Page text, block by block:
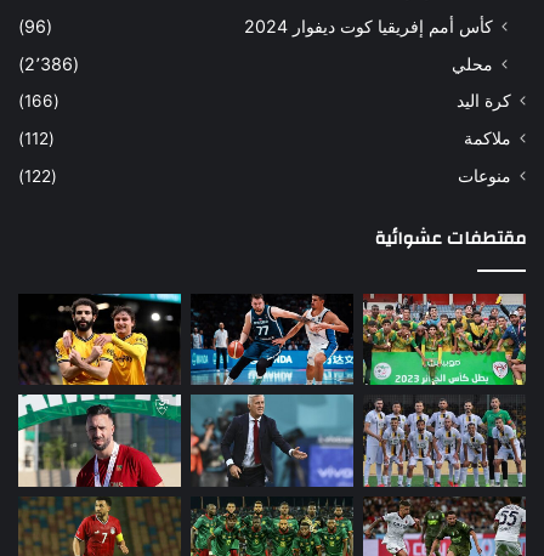
كأس أمم إفريقيا كوت ديفوار 2024
(96)
محلي
(2٬386)
كرة اليد
(166)
ملاكمة
(112)
منوعات
(122)
مقتطفات عشوائية